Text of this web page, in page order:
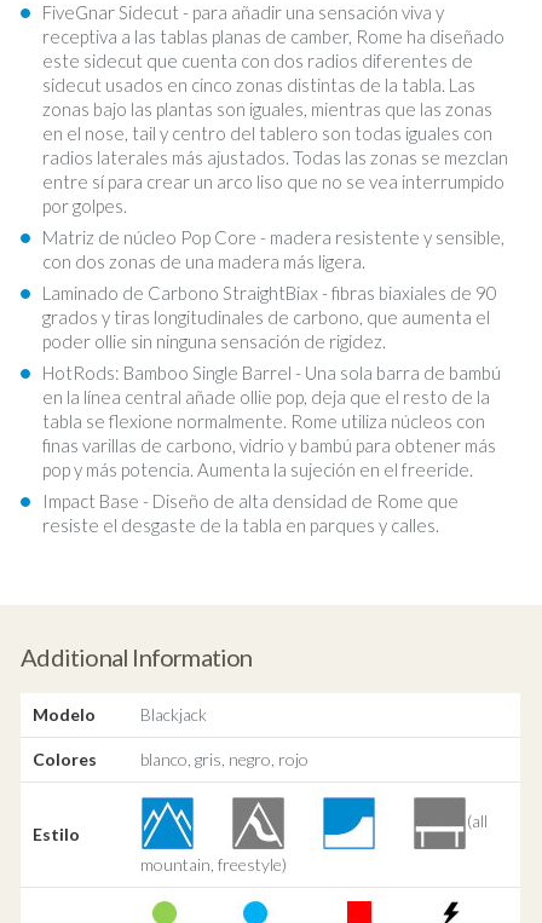
FiveGnar Sidecut - para añadir una sensación viva y
receptiva a las tablas planas de camber, Rome ha diseñado
este sidecut que cuenta con dos radios diferentes de
sidecut usados en cinco zonas distintas de la tabla. Las
zonas bajo las plantas son iguales, mientras que las zonas
en el nose, tail y centro del tablero son todas iguales con
radios laterales más ajustados. Todas las zonas se mezclan
entre sí para crear un arco liso que no se vea interrumpido
por golpes.
Matriz de núcleo Pop Core - madera resistente y sensible,
con dos zonas de una madera más ligera.
Laminado de Carbono StraightBiax - fibras biaxiales de 90
grados y tiras longitudinales de carbono, que aumenta el
poder ollie sin ninguna sensación de rigidez.
HotRods: Bamboo Single Barrel - Una sola barra de bambú
en la línea central añade ollie pop, deja que el resto de la
tabla se flexione normalmente. Rome utiliza núcleos con
finas varillas de carbono, vidrio y bambú para obtener más
pop y más potencia. Aumenta la sujeción en el freeride.
Impact Base - Diseño de alta densidad de Rome que
resiste el desgaste de la tabla en parques y calles.
Additional Information
Modelo Blackjack
Colores blanco, gris, negro, rojo
Estilo
(all
mountain, freestyle)